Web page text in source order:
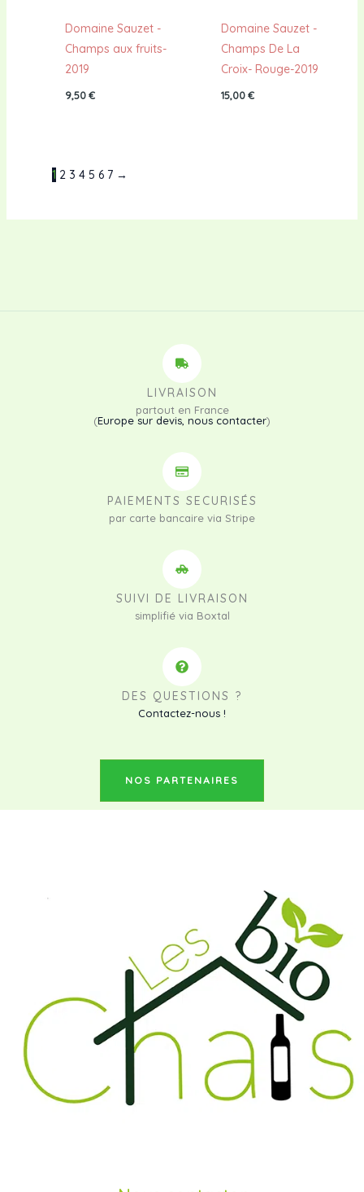
Domaine Sauzet -
Champs aux fruits-
2019
9,50€
Domaine Sauzet -
Champs De La
Croix- Rouge-2019
15,00€
1 2 3 4 5 6 7 →
LIVRAISON
partout en France
(Europe sur devis, nous contacter)
PAIEMENTS SECURISÉS
par carte bancaire via Stripe
SUIVI DE LIVRAISON
simplifié via Boxtal
DES QUESTIONS ?
Contactez-nous !
NOS PARTENAIRES